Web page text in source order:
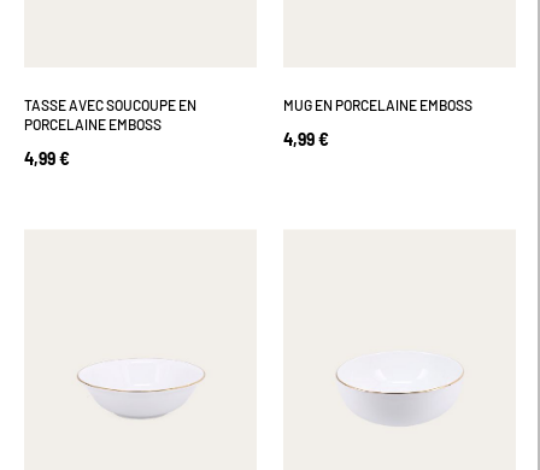
TASSE AVEC SOUCOUPE EN
PORCELAINE EMBOSS
4,99 €
MUG EN PORCELAINE EMBOSS
4,99 €